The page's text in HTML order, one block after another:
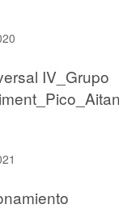
IV_Grupo